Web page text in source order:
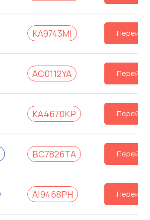
KA9743MI Перейти
AC0112YA Перейти
KA4670KP Перейти
BC7826TA Перейти
AI9468PH Перейти